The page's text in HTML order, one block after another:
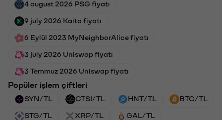
4 august 2026 PSG fiyatı
9 july 2026 Kaito fiyatı
6 Eylül 2023 MyNeighborAlice fiyatı
3 july 2026 Uniswap fiyatı
3 Temmuz 2026 Uniswap fiyatı
Popüler işlem çiftleri
SYN/TL CTSI/TL HNT/TL BTC/TL
STG/TL XRP/TL GAL/TL